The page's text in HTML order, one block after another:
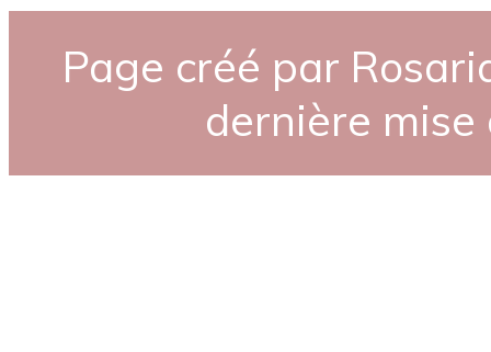
Page créé par
dernière